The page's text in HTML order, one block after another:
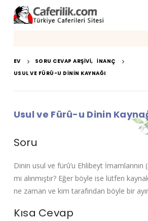
EV SORU CEVAP ARŞIVI, İNANÇ
USUL VE FÜRÛ-U DININ KAYNAĞI
Usul ve Fürû-u Dinin
Soru
Dinin usul ve fürû’u Ehlibeyt İmamlarının
mi alınmıştır? Eğer böyle ise lütfen
ne zaman ve kim tarafından böyle bir
Kısa Cevap